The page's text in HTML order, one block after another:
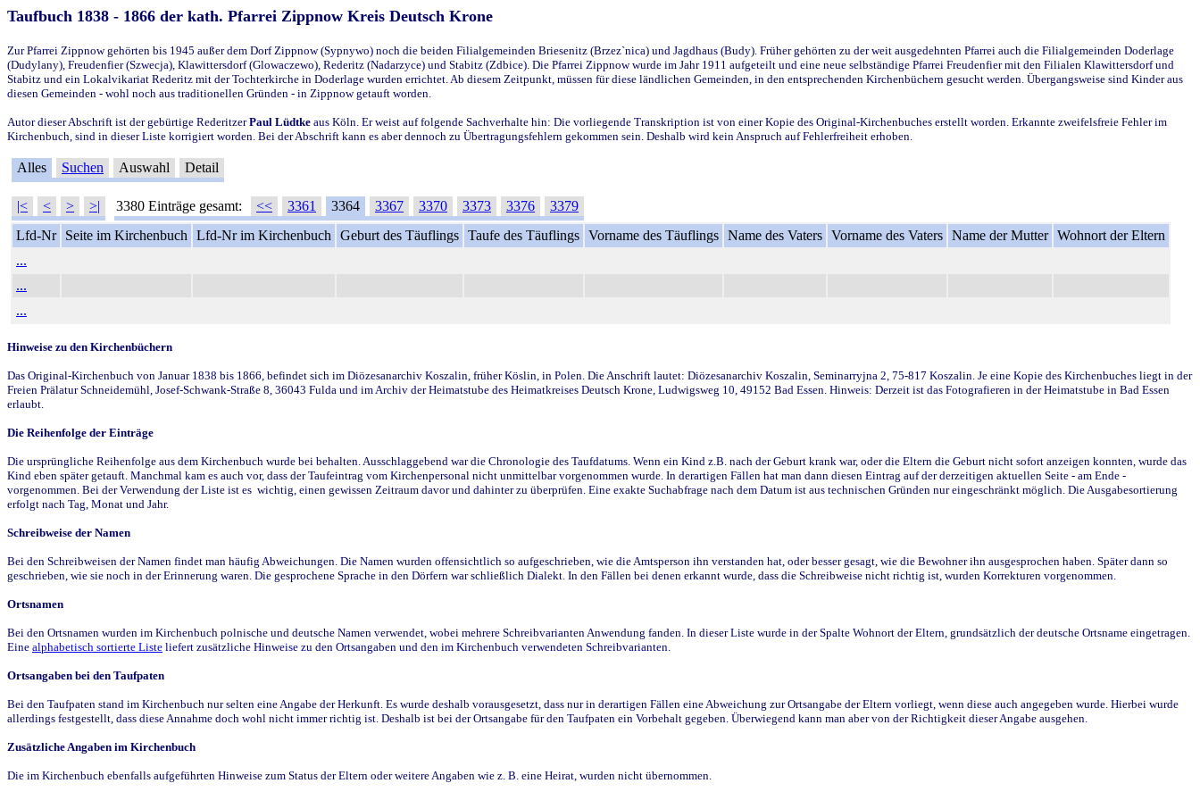
Taufbuch 1838 - 1866 der kath. Pfarrei Zippnow Kreis Deutsch Krone
Zur Pfarrei Zippnow gehörten bis 1945 außer dem Dorf Zippnow (Sypnywo) noch die beiden Filialgemeinden Briesenitz (Brzez`nica) und Jagdhaus (Budy). Früher gehörten zu der weit ausgedehnten Pfarrei auch die Filialgemeinden Doderlage
(Dudylany), Freudenfier (Szwecja), Klawittersdorf (Glowaczewo), Rederitz (Nadarzyce) und Stabitz (Zdbice). Die Pfarrei Zippnow wurde im Jahr 1911 aufgeteilt und eine neue selbständige Pfarrei Freudenfier mit den Filialen Klawittersdorf und
Stabitz und ein Lokalvikariat Rederitz mit der Tochterkirche in Doderlage wurden errichtet. Ab diesem Zeitpunkt, müssen für diese ländlichen Gemeinden, in den entsprechenden Kirchenbüchern gesucht werden. Übergangsweise sind Kinder aus
diesen Gemeinden - wohl noch aus traditionellen Gründen - in Zippnow getauft worden.
Autor dieser Abschrift ist der gebürtige RederitzerPaul Lüdtke aus Köln. Er weist auf folgende Sachverhalte hin: Die vorliegende Transkription ist von einer Kopie des Original-Kirchenbuches erstellt worden. Erkannte zweifelsfreie Fehler im
Kirchenbuch, sind in dieser Liste korrigiert worden. Bei der Abschrift kann es aber dennoch zu Übertragungsfehlern gekommen sein. Deshalb wird kein Anspruch auf Fehlerfreiheit erhoben.
Alles Suchen Auswahl Detail
|< < > >| 3380 Einträge gesamt: << 3361 3364 3367 3370 3373 3376
3379
Lfd-Nr
Seite im Kirchenbuch Lfd-Nr im Kirchenbuch Geburt des Täuflings Taufe des Täuflings Vorname des Täuflings Name des Vaters Vorname des Vaters Name der Mutter Wohnort der Eltern
...
...
...
Hinweise zu den Kirchenbüchern
Das Original-Kirchenbuch von Januar 1838 bis 1866, befindet sich im Diözesanarchiv Koszalin, früher Köslin, in Polen. Die Anschrift lautet: Diözesanarchiv Koszalin, Seminarryjna 2, 75-817 Koszalin. Je eine Kopie des Kirchenbuches liegt in der
Freien Prälatur Schneidemühl, Josef-Schwank-Straße 8, 36043 Fulda und im Archiv der Heimatstube des Heimatkreises Deutsch Krone, Ludwigsweg 10, 49152 Bad Essen. Hinweis: Derzeit ist das Fotografieren in der Heimatstube in Bad Essen
erlaubt.
Die Reihenfolge der Einträge
Die ursprüngliche Reihenfolge aus dem Kirchenbuch wurde bei behalten. Ausschlaggebend war die Chronologie des Taufdatums. Wenn ein Kind z.B. nach der Geburt krank war, oder die Eltern die Geburt nicht sofort anzeigen konnten, wurde das
Kind eben später getauft. Manchmal kam es auch vor, dass der Taufeintrag vom Kirchenpersonal nicht unmittelbar vorgenommen wurde. In derartigen Fällen hat man dann diesen Eintrag auf der derzeitigen aktuellen Seite - am Ende -
vorgenommen. Bei der Verwendung der Liste ist es wichtig, einen gewissen Zeitraum davor und dahinter zu überprüfen. Eine exakte Suchabfrage nach dem Datum ist aus technischen Gründen nur eingeschränkt möglich. Die Ausgabesortierung
erfolgt nach Tag, Monat und Jahr.
Schreibweise der Namen
Bei den Schreibweisen der Namen findet man häufig Abweichungen. Die Namen wurden offensichtlich so aufgeschrieben, wie die Amtsperson ihn verstanden hat, oder besser gesagt, wie die Bewohner ihn ausgesprochen haben. Später dann so
geschrieben, wie sie noch in der Erinnerung waren. Die gesprochene Sprache in den Dörfern war schließlich Dialekt. In den Fällen bei denen erkannt wurde, dass die Schreibweise nicht richtig ist, wurden Korrekturen vorgenommen.
Ortsnamen
Bei den Ortsnamen wurden im Kirchenbuch polnische und deutsche Namen verwendet, wobei mehrere Schreibvarianten Anwendung fanden. In dieser Liste wurde in der Spalte Wohnort der Eltern, grundsätzlich der deutsche Ortsname eingetragen.
Eine alphabetisch sortierte Liste liefert zusätzliche Hinweise zu den Ortsangaben und den im Kirchenbuch verwendeten Schreibvarianten.
Ortsangaben bei den Taufpaten
Bei den Taufpaten stand im Kirchenbuch nur selten eine Angabe der Herkunft. Es wurde deshalb vorausgesetzt, dass nur in derartigen Fällen eine Abweichung zur Ortsangabe der Eltern vorliegt, wenn diese auch angegeben wurde. Hierbei wurde
allerdings festgestellt, dass diese Annahme doch wohl nicht immer richtig ist. Deshalb ist bei der Ortsangabe für den Taufpaten ein Vorbehalt gegeben. Überwiegend kann man aber von der Richtigkeit dieser Angabe ausgehen.
Zusätzliche Angaben im Kirchenbuch
Die im Kirchenbuch ebenfalls aufgeführten Hinweise zum Status der Eltern oder weitere Angaben wie z. B. eine Heirat, wurden nicht übernommen.